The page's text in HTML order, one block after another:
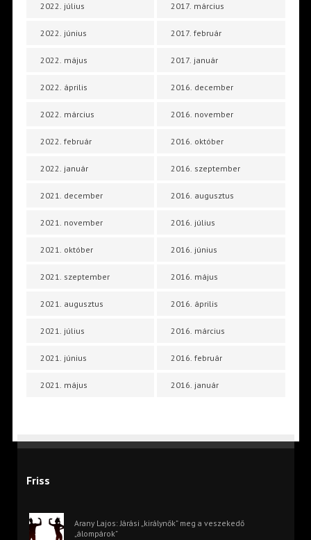
2022. július
2022. június
2022. május
2022. április
2022. március
2022. február
2022. január
2021. december
2021. november
2021. október
2021. szeptember
2021. augusztus
2021. július
2021. június
2021. május
2017. március
2017. február
2017. január
2016. december
2016. november
2016. október
2016. szeptember
2016. augusztus
2016. július
2016. június
2016. május
2016. április
2016. március
2016. február
2016. január
Friss
Arany Lajos: Járási „királynők” meg a veszekedő
„álompárok”